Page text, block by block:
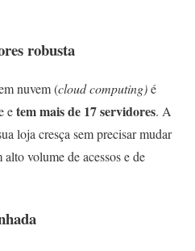
robusta
nuvem (cloud computing)é
etem mais de 17 servidores. A
loja cresça sem precisar mudar
volume de acessos e de